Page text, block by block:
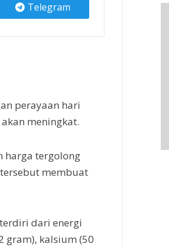
Telegram
perayaan hari
meningkat.
harga tergolong
membuat
dari energi
gram), kalsium (50